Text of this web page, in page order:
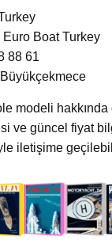
Euro Boat Turkey
88 61
modeli hakkında
ve güncel fiyat
iletişime